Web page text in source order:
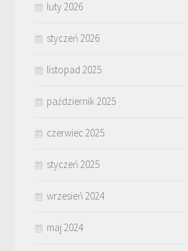
luty 2026
styczeń 2026
listopad 2025
październik 2025
czerwiec 2025
styczeń 2025
wrzesień 2024
maj 2024